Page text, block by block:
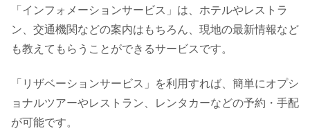
「インフォメーションサービス」は、ホテルやレストラ
ン、交通機関などの案内はもちろん、現地の最新情報など
も教えてもらうことができるサービスです。
「リザベーションサービス」を利用すれば、簡単にオプシ
ョナルツアーやレストラン、レンタカーなどの予約・手配
が可能です。